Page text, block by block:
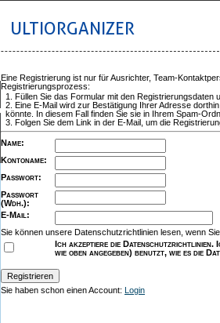
ULTIORGANIZER
Eine Registrierung ist nur für Ausrichter, Team-
Registrierungsprozess:
Füllen Sie das Formular mit den Registrierungsdaten
Eine E-Mail wird zur Bestätigung Ihrer Adresse
könnte. In diesem Fall finden Sie sie in Ihrem Spam-
Folgen Sie dem Link in der E-Mail, um die
Name:
Kontoname:
Passwort:
Passwort
(Wdh.):
E-Mail :
Sie können unsere Datenschutzrichtlinien lesen, wenn
Ich akzeptiere die Datenschutzrichtlinien.
wie oben angegeben) benutzt, wie es die
Sie haben schon einen Account: Login